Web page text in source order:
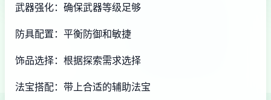
武器强化：确保武器等级足够
防具配置：平衡防御和敏捷
饰品选择：根据探索需求选择
法宝搭配：带上合适的辅助法宝